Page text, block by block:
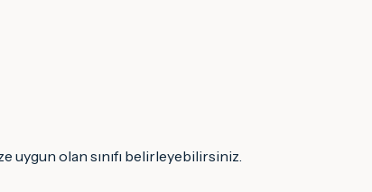
uygun olan sınıfı belirleyebilirsiniz.